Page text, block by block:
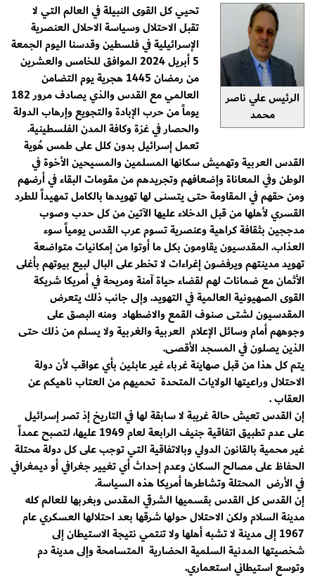
الرئيس علي ناصر
محمد
تحيي كل القوى النبيلة في العالم التي لا
تقبل الاحتلال وسياسة الاحلال العنصرية
الإسرائيلية في فلسطين وقدسنا اليوم الجمعة
5 أبريل 2024 الموافق للخامس والعشرين
من رمضان 1445 هجرية يوم التضامن
العالمي مع القدس والذي يصادف مرور 182
يوماً من حرب الإبادة والتجويع وإرهاب الدولة
والحصار في غزة وكافة المدن الفلسطينية.
تعمل إسرائيل بدون كلل على طمس هُوية
القدس العربية وتهميش سكانها المسلمين والمسيحين الأخوة في
الوطن وفي المعاناة وإضعافهم وتجريدهم من مقومات البقاء في أرضهم
ومن حقهم في المقاومة حتى يتسنى لها تهويدها بالكامل تمهيداً للطرد
القسري لأهلها من قبل الدخلاء عليها الآتين من كل حدب وصوب
مدججين بثقافة كراهية وعنصرية تسوم عرب القدس يومياً سوء
العذاب. المقدسيون يقاومون بكل ما أوتوا من إمكانيات متواضعة
تهويد مدينتهم ويرفضون إغراءات لا تخطر على البال لبيع بيوتهم بأغلى
الأثمان مع ضمانات لهم لقضاء حياة آمنة ومريحة في أمريكا شريكة
القوى الصهيونية العالمية في التهويد. وإلى جانب ذلك يتعرض
المقدسيون لشتى صنوف القمع والاضطهاد ومنه البصق على
وجوههم أمام وسائل الإعلام العربية والغربية ولا يسلم من ذلك حتى
الذين يصلون في المسجد الأقصى.
يتم كل هذا من قبل صهاينة غرباء غير عابئين بأي عواقب لأن دولة
الاحتلال وراعيتها الولايات المتحدة تحميهم من العتاب ناهيكم عن
العقاب .
إن القدس تعيش حالة غريبة لا سابقة لها في التاريخ إذ تصر إسرائيل
على عدم تطبيق اتفاقية جنيف الرابعة لعام 1949 عليها، لتصبح عمداً
غير محمية بالقانون الدولي وبالاتفاقية التي توجب على كل دولة محتلة
الحفاظ على مصالح السكان وعدم إحداث أي تغيير جغرافي أو ديمغرافي
في الأرض المحتلة وتشاطرها أمريكا هذه السياسة.
إن القدس كل القدس بقسميها الشرقي المقدس وبغربها للعالم كله
مدينة السلام ولكن الاحتلال حولها شرقها بعد احتلالها العسكري عام
1967 إلى مدينة لا تشبه أهلها ولا تنتمي نتيجة الاستيطان إلى
شخصيتها المدنية السلمية الحضارية المتسامحة وإلى مدينة دم
وتوسع استيطاني استعماري.